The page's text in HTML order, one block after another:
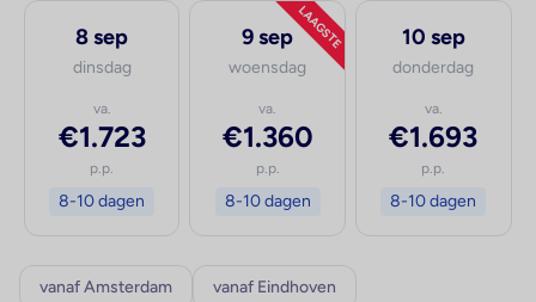
8 sep
dinsdag
va.
€1.723
p.p.
8-10 dagen
LAAGSTE
9 sep
woensdag
va.
€1.360
p.p.
8-10 dagen
10 sep
donderdag
va.
€1.693
p.p.
8-10 dagen
vanaf Amsterdam vanaf Eindhoven